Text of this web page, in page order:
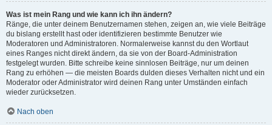
Was ist mein Rang und wie kann ich ihn ändern?
Ränge, die unter deinem Benutzernamen stehen, zeigen an, wie viele Beiträge
du bislang erstellt hast oder identifizieren bestimmte Benutzer wie
Moderatoren und Administratoren. Normalerweise kannst du den Wortlaut
eines Ranges nicht direkt ändern, da sie von der Board-Administration
festgelegt wurden. Bitte schreibe keine sinnlosen Beiträge, nur um deinen
Rang zu erhöhen — die meisten Boards dulden dieses Verhalten nicht und ein
Moderator oder Administrator wird deinen Rang unter Umständen einfach
wieder zurücksetzen.
Nach oben